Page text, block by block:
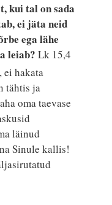
kui tal on sada
ei jäta neid
ega lähe
leiab?Lk 15,4
ei hakata
tähtis ja
oma taevase
läinud
Sinule kallis!